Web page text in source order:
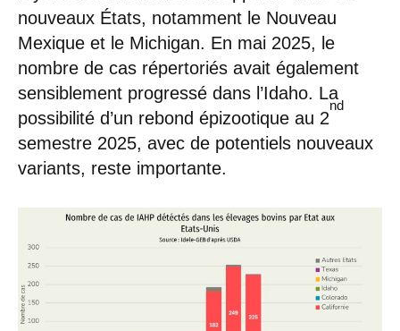
nouveaux États, notamment le Nouveau
Mexique et le Michigan. En mai 2025, le
nombre de cas répertoriés avait également
sensiblement progressé dans l’Idaho. La
possibilité d’un rebond épizootique au 2
nd
semestre 2025, avec de potentiels nouveaux
variants, reste importante.